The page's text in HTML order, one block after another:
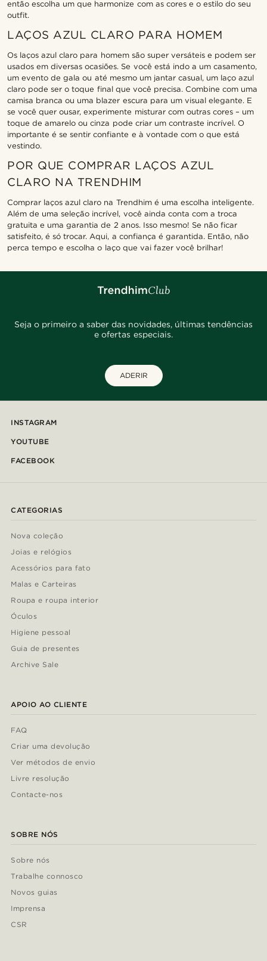
então escolha um que harmonize com as cores e o estilo do seu
outfit.
LAÇOS AZUL CLARO PARA HOMEM
Os laços azul claro para homem são super versáteis e podem ser
usados em diversas ocasiões. Se você está indo a um casamento,
um evento de gala ou até mesmo um jantar casual, um laço azul
claro pode ser o toque final que você precisa. Combine com uma
camisa branca ou uma blazer escura para um visual elegante. E
se você quer ousar, experimente misturar com outras cores – um
toque de amarelo ou cinza pode criar um contraste incrível. O
importante é se sentir confiante e à vontade com o que está
vestindo.
POR QUE COMPRAR LAÇOS AZUL
CLARO NA TRENDHIM
Comprar laços azul claro na Trendhim é uma escolha inteligente.
Além de uma seleção incrível, você ainda conta com a troca
gratuita e uma garantia de 2 anos. Isso mesmo! Se não ficar
satisfeito, é só trocar. Aqui, a confiança é garantida. Então, não
perca tempo e escolha o laço que vai fazer você brilhar!
Seja o primeiro a saber das novidades, últimas tendências
e ofertas especiais.
ADERIR
INSTAGRAM
YOUTUBE
FACEBOOK
CATEGORIAS
Nova coleção
Joias e relógios
Acessórios para fato
Malas e Carteiras
Roupa e roupa interior
Óculos
Higiene pessoal
Guia de presentes
Archive Sale
APOIO AO CLIENTE
FAQ
Criar uma devolução
Ver métodos de envio
Livre resolução
Contacte-nos
SOBRE NÓS
Sobre nós
Trabalhe connosco
Novos guias
Imprensa
CSR